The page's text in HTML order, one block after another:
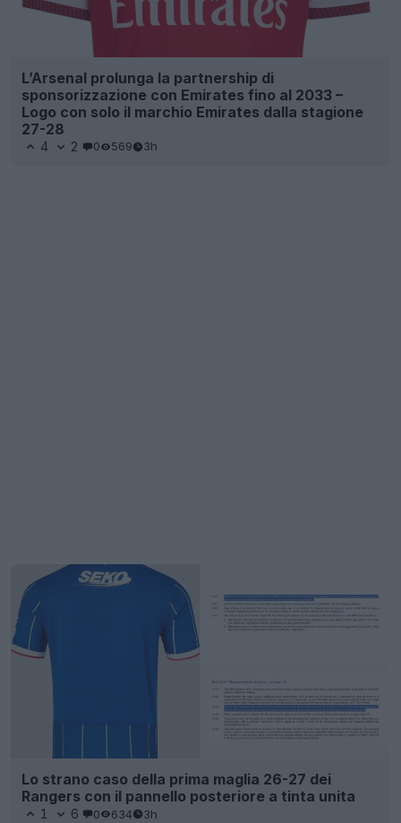
L’Arsenal prolunga la partnership di
sponsorizzazione con Emirates fino al 2033 –
Logo con solo il marchio Emirates dalla stagione
27-28
4 2 0 569 3h
Lo strano caso della prima maglia 26-27 dei
Rangers con il pannello posteriore a tinta unita
1 6 0 634 3h